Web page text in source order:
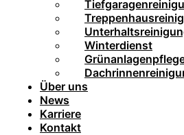
Winterdienst
Über uns
News
Karriere
Kontakt